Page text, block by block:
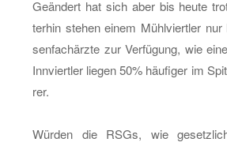
Ge­än­dert hat sich aber bis heute
ter­hin ste­hen einem Mühl­viert­ler
sen­fach­ärz­te zur Ver­fü­gung, wie
Inn­viert­ler lie­gen 50% häu­fi­ger im
rer.
Wür­den die RSGs, wie